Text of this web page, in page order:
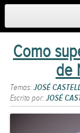
Como
de
Temas:JOSÉ
Escrito por:JOSÉ